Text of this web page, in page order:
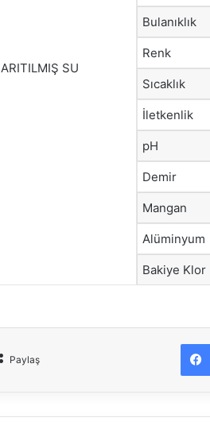
ARITILMIŞ SU
Bulanıklık
Renk
Sıcaklık
İletkenlik
pH
Demir
Mangan
Alüminyum
Bakiye Klor
Paylaş